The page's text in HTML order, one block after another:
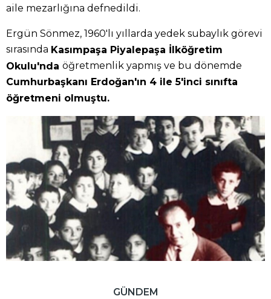
aile mezarlığına defnedildi.
Ergün Sönmez, 1960'lı yıllarda yedek subaylık görevi
sırasında Kasımpaşa Piyalepaşa İlköğretim
Okulu'nda öğretmenlik yapmış ve bu dönemde
Cumhurbaşkanı Erdoğan'ın 4 ile 5'inci sınıfta
öğretmeni olmuştu.
GÜNDEM